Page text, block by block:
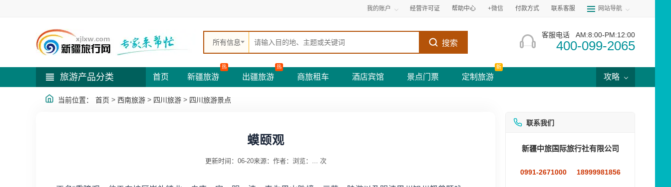
我的账户 经营许可证 帮助中心 +微信 付款方式 联系客服 网站导航
所有信息 搜索
客服电话 AM:8:00-PM:12:00
400-099-2065
旅游产品分类 首页 新疆旅游
热
出疆旅游
热
商旅租车 酒店宾馆 景点门票 定制旅游
新
攻略
当前位置： 首页 > 西南旅游 > 四川旅游 > 四川旅游景点
蟆颐观
更新时间：06-20来源： 作者： 浏览： ... 次
联系我们
新疆中旅国际旅行社有限公司
0991-2671000 18999981856